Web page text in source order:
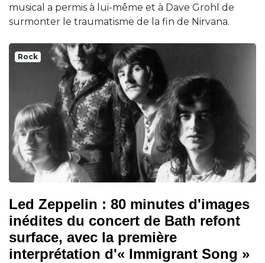
musical a permis à lui-même et à Dave Grohl de
surmonter le traumatisme de la fin de Nirvana.
Rock
Led Zeppelin : 80 minutes d'images
inédites du concert de Bath refont
surface, avec la première
interprétation d'« Immigrant Song »